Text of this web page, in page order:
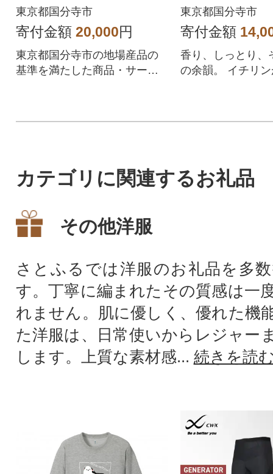
のみで利用可
東京都国分寺市
寄付金額 20,000円
東京都国分寺市の地場産品の
基準を満たした商品・サービ
東京都国分寺市
寄付金額
香り、しっとり、
の余韻。 イチリ
カテゴリに関連するお礼品
その他洋服
さとふるでは洋服のお礼品を多
す。丁寧に編まれたその質感は一
れません。肌に優しく、優れた機
た洋服は、日常使いからレジャー
します。上質な素材感... 続きを読